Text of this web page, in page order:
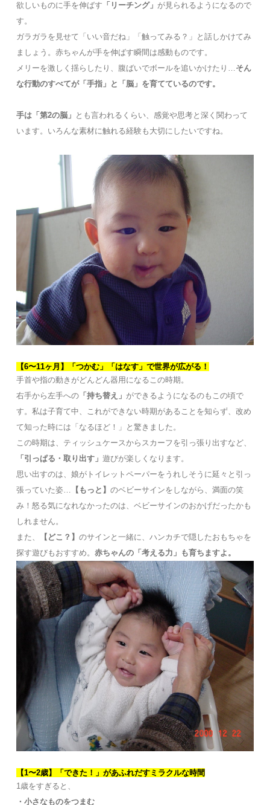
欲しいものに手を伸ばす 「リーチング」 が見られるようになるので
す。
ガラガラを見せて「いい音だね」「触ってみる？」と話しかけてみ
ましょう。赤ちゃんが手を伸ばす瞬間は感動ものです。
メリーを激しく揺らしたり、腹ばいでボールを追いかけたり…そん
な行動のすべてが「手指」と「脳」を育てているのです。
手は「第2の脳」 とも言われるくらい、感覚や思考と深く関わって
います。いろんな素材に触れる経験も大切にしたいですね。
【6〜11ヶ月】「つかむ」「はなす」で世界が広がる！
手首や指の動きがどんどん器用になるこの時期。
右手から左手への 「持ち替え」 ができるようになるのもこの頃で
す。私は子育て中、これができない時期があることを知らず、改め
て知った時には「なるほど！」と驚きました。
この時期は、ティッシュケースからスカーフを引っ張り出すなど、
「引っぱる・取り出す」 遊びが楽しくなります。
思い出すのは、娘がトイレットペーパーをうれしそうに延々と引っ
張っていた姿… 【もっと】 のベビーサインをしながら、満面の笑
み！怒る気になれなかったのは、ベビーサインのおかげだったかも
しれません。
また、
【どこ？】 のサインと一緒に、ハンカチで隠したおもちゃを
探す遊びもおすすめ。 赤ちゃんの「考える力」も育ちますよ。
【1〜2歳】「できた！」があふれだすミラクルな時間
1歳をすぎると、
・小さなものをつまむ